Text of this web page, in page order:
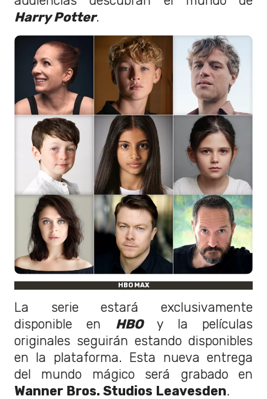
Harry Potter.
HBO MAX
La serie estará exclusivamente
disponible en HBOy la películas
originales seguirán estando disponibles
en la plataforma. Esta nueva entrega
del mundo mágico será grabado en
Wanner Bros. Studios Leavesden.